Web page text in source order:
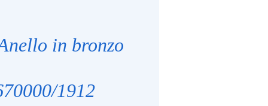
in bronzo
1912